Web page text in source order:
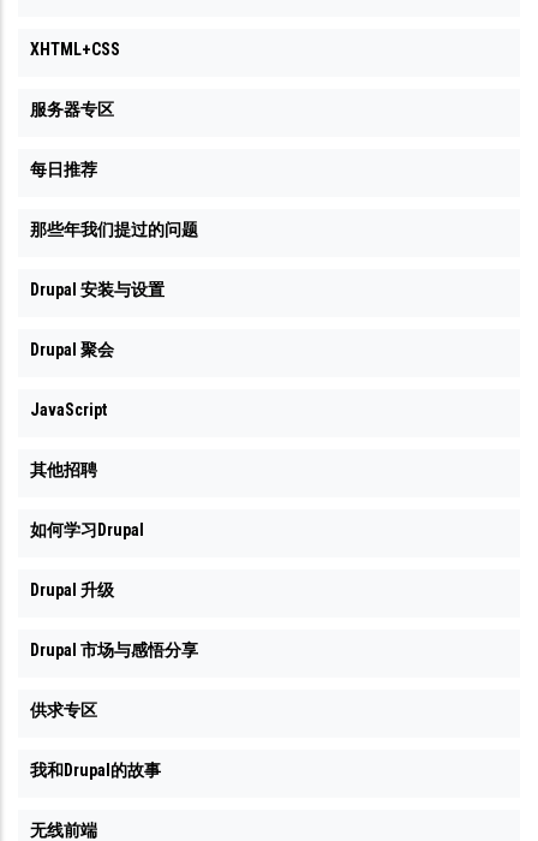
XHTML+CSS
服务器专区
每日推荐
那些年我们提过的问题
Drupal 安装与设置
Drupal 聚会
JavaScript
其他招聘
如何学习Drupal
Drupal 升级
Drupal 市场与感悟分享
供求专区
我和Drupal的故事
无线前端